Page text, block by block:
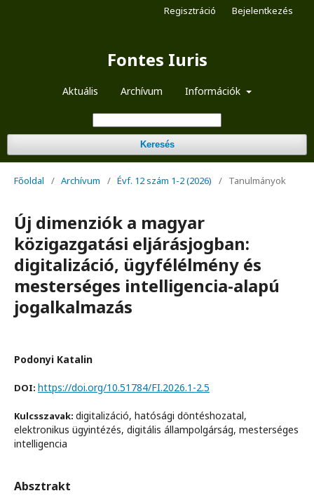
Fontes Iuris
Aktuális Archívum Információk
Keresés
Regisztráció Bejelentkezés
Főoldal / Archívum / Évf. 12 szám 1-2 (2026) / Tanulmányok
Új dimenziók a magyar
közigazgatási eljárásjogban:
digitalizáció, ügyfélélmény és
mesterséges intelligencia-alapú
jogalkalmazás
Podonyi Katalin
DOI: https://doi.org/10.51784/FI.2026.1-2.5
Kulcsszavak: digitalizáció, hatósági döntéshozatal,
elektronikus ügyintézés, digitális állampolgárság, mesterséges
intelligencia
Absztrakt